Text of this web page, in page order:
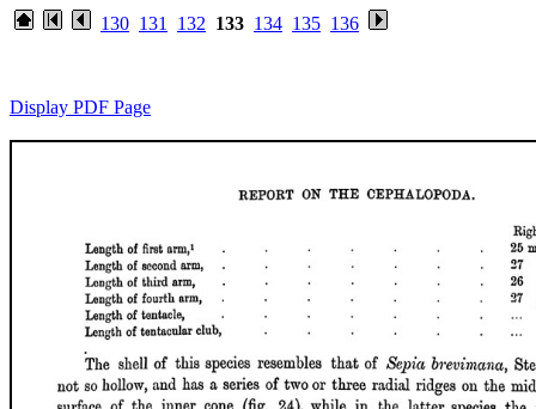
130 131 132 133 134 135 136
Display PDF Page